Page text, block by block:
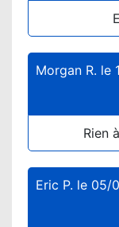
Morgan R. le
Rien
Eric P. le 05/